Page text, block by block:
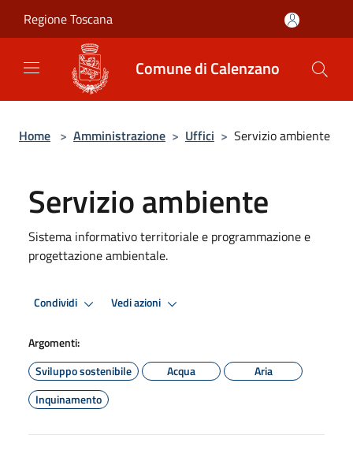
Regione Toscana
Comune di Calenzano
Home > Amministrazione > Uffici > Servizio ambiente
Servizio ambiente
Sistema informativo territoriale e programmazione e
progettazione ambientale.
Condividi Vedi azioni
Argomenti:
Sviluppo sostenibile
Acqua
Aria
Inquinamento